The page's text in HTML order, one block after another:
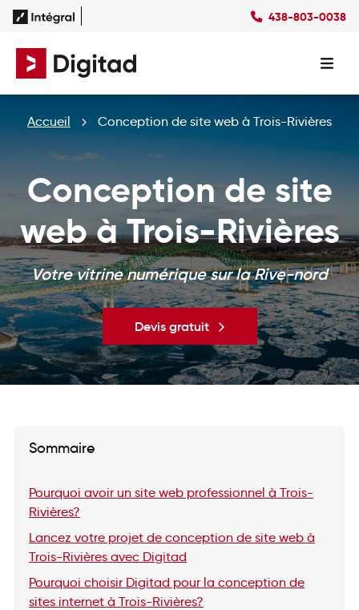
438-803-0038
SEM
Social Ads
Conception Site Web
Formations Web
Forfaits SEM
Forfaits Display
Forfaits Médias Sociaux
SuccèsCultureRessources
Accueil Conception de site web à Trois-Rivières
Conception de site
web à Trois-Rivières
Votre vitrine numérique sur la Rive-nord
Devis gratuit
Sommaire
Pourquoi avoir un site web professionnel à Trois-
Rivières?
Lancez votre projet de conception de site web à
Trois-Rivières avec Digitad
Pourquoi choisir Digitad pour la conception de
sites internet à Trois-Rivières?